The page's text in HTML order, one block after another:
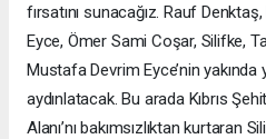
fırsatını sunacağız. Rauf Denktaş,
Eyce, Ömer Sami Coşar, Silifke,
Mustafa Devrim Eyce’nin yakında
aydınlatacak. Bu arada Kıbrıs
Alanı’nı bakımsızlıktan kurtaran